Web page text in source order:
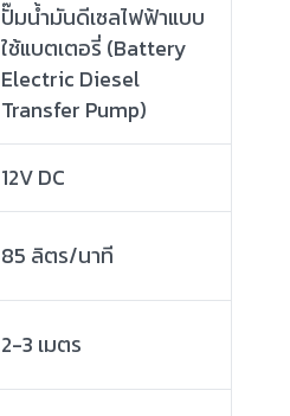
ปั๊มน้ำมันดีเซลไฟฟ้าแบบ
ใช้แบตเตอรี่ (Battery
Electric Diesel
Transfer Pump)
12V DC
85 ลิตร/นาที
2-3 เมตร